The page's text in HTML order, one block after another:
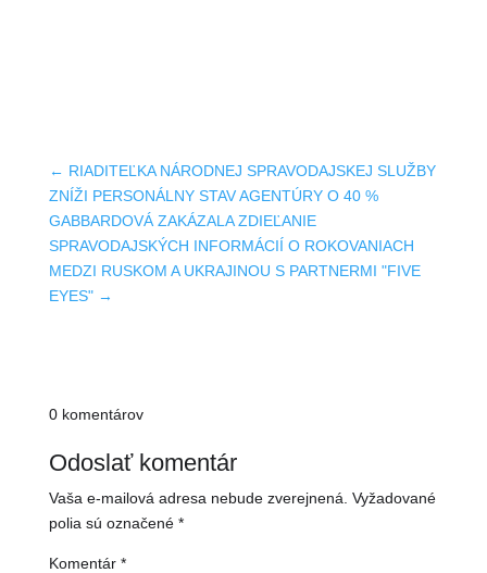
← RIADITEĽKA NÁRODNEJ SPRAVODAJSKEJ SLUŽBY
ZNÍŽI PERSONÁLNY STAV AGENTÚRY O 40 %
GABBARDOVÁ ZAKÁZALA ZDIEĽANIE
SPRAVODAJSKÝCH INFORMÁCIÍ O ROKOVANIACH
MEDZI RUSKOM A UKRAJINOU S PARTNERMI "FIVE
EYES"→
0 komentárov
Odoslať komentár
Vaša e-mailová adresa nebude zverejnená. Vyžadované
polia sú označené *
Komentár *